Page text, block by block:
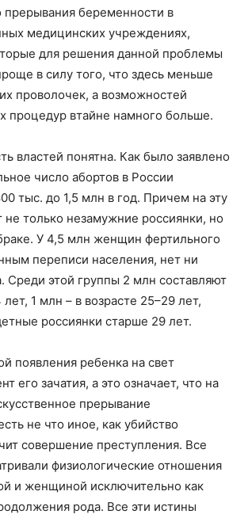
прерывания беременности в
медицинских учреждениях,
для решения данной проблемы
в силу того, что здесь меньше
проволочек, а возможностей
процедур втайне намного больше.
властей понятна. Как было заявлено
число абортов в России
тыс. до 1,5 млн в год. Причем на эту
не только незамужние россиянки, но
У 4,5 млн женщин фертильного
переписи населения, нет ни
Среди этой группы 2 млн составляют
1 млн – в возрасте 25–29 лет,
россиянки старше 29 лет.
появления ребенка на свет
его зачатия, а это означает, что на
прерывание
не что иное, как убийство
совершение преступления. Все
физиологические отношения
и женщиной исключительно как
рода. Все эти истины